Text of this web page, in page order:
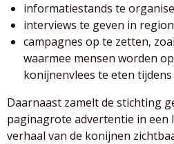
informatiestands te
interviews te geven in
campagnes op te zetten,
waarmee mensen worden
konijnenvlees te eten
Daarnaast zamelt de stichting
paginagrote advertentie in een
verhaal van de konijnen